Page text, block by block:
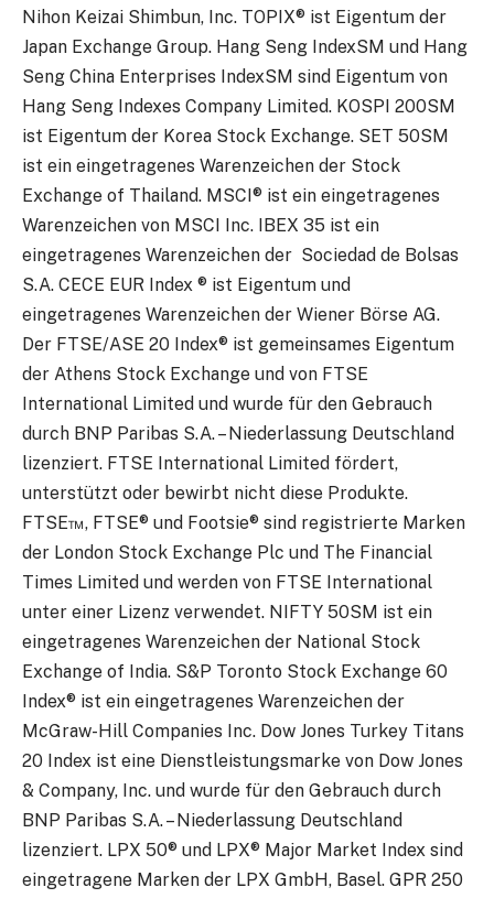
Nihon Keizai Shimbun, Inc. TOPIX® ist Eigentum der
Japan Exchange Group. Hang Seng IndexSM und Hang
Seng China Enterprises IndexSM sind Eigentum von
Hang Seng Indexes Company Limited. KOSPI 200SM
ist Eigentum der Korea Stock Exchange. SET 50SM
ist ein eingetragenes Warenzeichen der Stock
Exchange of Thailand. MSCI® ist ein eingetragenes
Warenzeichen von MSCI Inc. IBEX 35 ist ein
eingetragenes Warenzeichen der Sociedad de Bolsas
S.A. CECE EUR Index ® ist Eigentum und
eingetragenes Warenzeichen der Wiener Börse AG.
Der FTSE/ASE 20 Index® ist gemeinsames Eigentum
der Athens Stock Exchange und von FTSE
International Limited und wurde für den Gebrauch
durch BNP Paribas S.A. – Niederlassung Deutschland
lizenziert. FTSE International Limited fördert,
unterstützt oder bewirbt nicht diese Produkte.
FTSE™, FTSE® und Footsie® sind registrierte Marken
der London Stock Exchange Plc und The Financial
Times Limited und werden von FTSE International
unter einer Lizenz verwendet. NIFTY 50SM ist ein
eingetragenes Warenzeichen der National Stock
Exchange of India. S&P Toronto Stock Exchange 60
Index® ist ein eingetragenes Warenzeichen der
McGraw-Hill Companies Inc. Dow Jones Turkey Titans
20 Index ist eine Dienstleistungsmarke von Dow Jones
& Company, Inc. und wurde für den Gebrauch durch
BNP Paribas S.A. – Niederlassung Deutschland
lizenziert. LPX 50® und LPX® Major Market Index sind
eingetragene Marken der LPX GmbH, Basel. GPR 250